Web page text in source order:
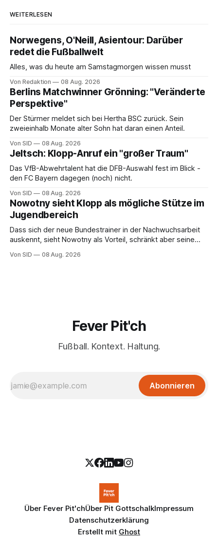
WEITERLESEN
Norwegens, O'Neill, Asientour: Darüber
redet die Fußballwelt
Alles, was du heute am Samstagmorgen wissen musst
Von Redaktion 08 Aug. 2026
Berlins Matchwinner Grönning: "Veränderte
Perspektive"
Der Stürmer meldet sich bei Hertha BSC zurück. Sein
zweieinhalb Monate alter Sohn hat daran einen Anteil.
Von SID 08 Aug. 2026
Jeltsch: Klopp-Anruf ein "großer Traum"
Das VfB-Abwehrtalent hat die DFB-Auswahl fest im Blick -
den FC Bayern dagegen (noch) nicht.
Von SID 08 Aug. 2026
Nowotny sieht Klopp als mögliche Stütze im
Jugendbereich
Dass sich der neue Bundestrainer in der Nachwuchsarbeit
auskennt, sieht Nowotny als Vorteil, schränkt aber seine
Von SID 08 Aug. 2026
Fever Pit'ch
Fußball. Kontext. Haltung.
Abonnieren
Über Fever Pit'chÜber Pit GottschalkImpressum
Datenschutzerklärung
Erstellt mit Ghost